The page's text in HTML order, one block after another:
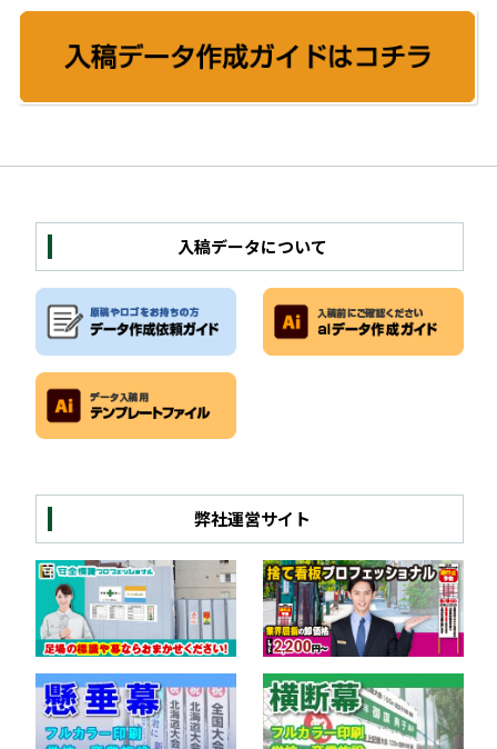
入稿データについて
弊社運営サイト